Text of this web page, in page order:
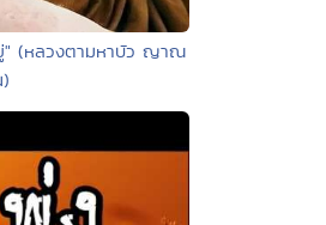
ยู่" (หลวงตามหาบัว ญาณ